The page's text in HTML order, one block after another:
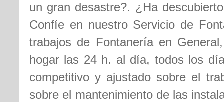
un gran desastre?. ¿Ha
Confíe en nuestro Servicio de
trabajos de Fontanería en
hogar las 24 h. al día, todos los
competitivo y ajustado sobre el
sobre el mantenimiento de las